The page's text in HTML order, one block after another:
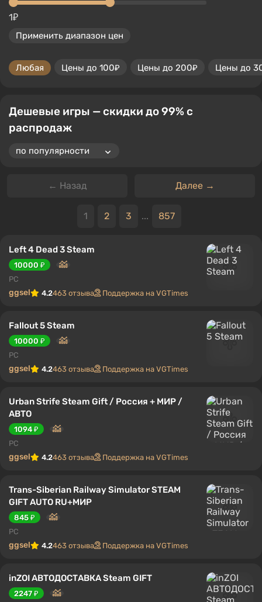
1₽
Применить диапазон цен
Любая Цены до 100₽ Цены до 200₽ Цены до
Дешевые игры — скидки до 99% с
распродаж
← Назад Далее →
1 2 3 ... 857
Left 4 Dead 3 Steam
10000 ₽
PC
ggsel 4.2463 отзыва Поддержка на VGTimes
Fallout 5 Steam
10000 ₽
PC
ggsel 4.2463 отзыва Поддержка на VGTimes
Urban Strife Steam Gift / Россия + МИР /
АВТО
1094 ₽
PC
ggsel 4.2463 отзыва Поддержка на VGTimes
Trans-Siberian Railway Simulator STEAM
GIFT AUTO RU+МИР
845 ₽
PC
ggsel 4.2463 отзыва Поддержка на VGTimes
inZOI АВТОДОСТАВКА Steam GIFT
2247 ₽